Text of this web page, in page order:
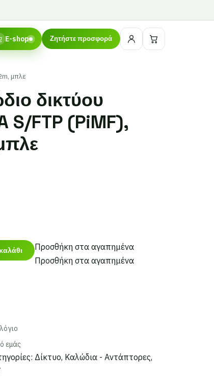
E-shop Ζητήστε προσφορά
μπλε
δικτύου
S/FTP (PiMF),
Προσθήκη στα αγαπημένα
Προσθήκη στα αγαπημένα
εμάς
Δίκτυο, Καλώδια - Αντάπτορες,